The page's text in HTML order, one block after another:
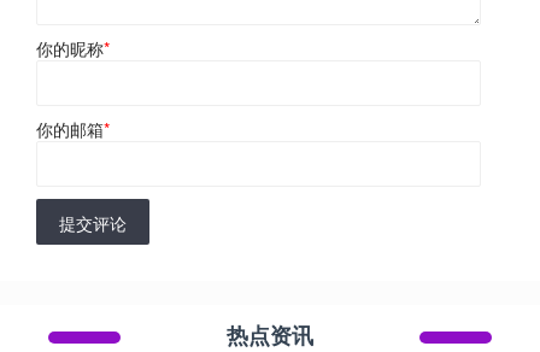
你的昵称*
你的邮箱*
提交评论
热点资讯